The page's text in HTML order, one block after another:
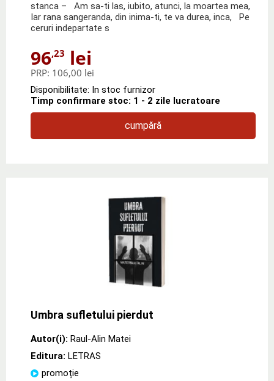
stanca – Am sa-ti las, iubito, atunci, la moartea mea,
Iar rana sangeranda, din inima-ti, te va durea, inca, Pe
ceruri indepartate s
96,23 lei
PRP: 106,00 lei
Disponibilitate: In stoc furnizor
Timp confirmare stoc: 1 - 2 zile lucratoare
cumpără
Umbra sufletului pierdut
Autor(i): Raul-Alin Matei
Editura: LETRAS
promoție